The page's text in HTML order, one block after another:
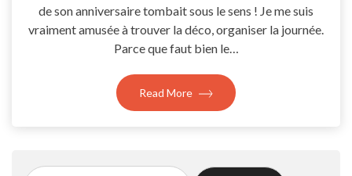
de son anniversaire tombait sous le sens ! Je me suis
vraiment amusée à trouver la déco, organiser la journée.
Parce que faut bien le…
Read More